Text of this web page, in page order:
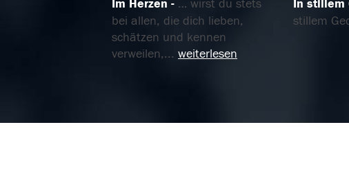
Im Herzen
… wirst du stets
bei allen, die dich lieben,
schätzen und kennen
verweilen,... weiterlesen
In stillem
stillem